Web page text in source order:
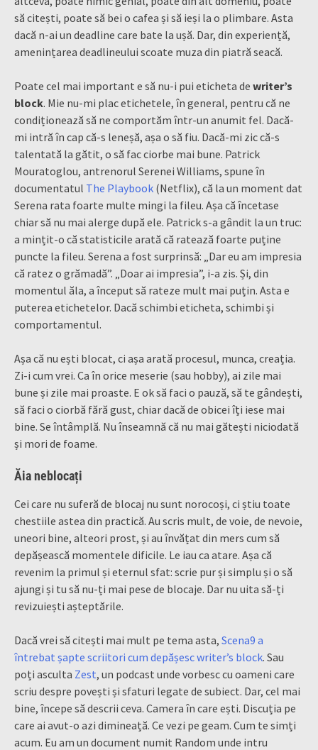
să citești, poate să bei o cafea și să ieși la o plimbare. Asta
dacă n-ai un deadline care bate la ușă. Dar, din experiență,
amenințarea deadlineului scoate muza din piatră seacă.
Poate cel mai important e să nu-i pui eticheta de writer’s
block. Mie nu-mi plac etichetele, în general, pentru că ne
condiționează să ne comportăm într-un anumit fel. Dacă-
mi intră în cap că-s leneșă, așa o să fiu. Dacă-mi zic că-s
talentată la gătit, o să fac ciorbe mai bune. Patrick
Mouratoglou, antrenorul Serenei Williams, spune în
documentatul The Playbook (Netflix), că la un moment dat
Serena rata foarte multe mingi la fileu. Așa că încetase
chiar să nu mai alerge după ele. Patrick s-a gândit la un truc:
a mințit-o că statisticile arată că ratează foarte puține
puncte la fileu. Serena a fost surprinsă: „Dar eu am impresia
că ratez o grămadă”. „Doar ai impresia”, i-a zis. Și, din
momentul ăla, a început să rateze mult mai puțin. Asta e
puterea etichetelor. Dacă schimbi eticheta, schimbi și
comportamentul.
Așa că nu ești blocat, ci așa arată procesul, munca, creația.
Zi-i cum vrei. Ca în orice meserie (sau hobby), ai zile mai
bune și zile mai proaste. E ok să faci o pauză, să te gândești,
să faci o ciorbă fără gust, chiar dacă de obicei îți iese mai
bine. Se întâmplă. Nu înseamnă că nu mai gătești niciodată
și mori de foame.
Ăia neblocați
Cei care nu suferă de blocaj nu sunt norocoși, ci știu toate
chestiile astea din practică. Au scris mult, de voie, de nevoie,
uneori bine, alteori prost, și au învățat din mers cum să
depășească momentele dificile. Le iau ca atare. Așa că
revenim la primul și eternul sfat: scrie pur și simplu și o să
ajungi și tu să nu-ți mai pese de blocaje. Dar nu uita să-ți
revizuiești așteptările.
Dacă vrei să citești mai mult pe tema asta, Scena9 a
întrebat șapte scriitori cum depășesc writer’s block. Sau
poți asculta Zest, un podcast unde vorbesc cu oameni care
scriu despre povești și sfaturi legate de subiect. Dar, cel mai
bine, începe să descrii ceva. Camera în care ești. Discuția pe
care ai avut-o azi dimineață. Ce vezi pe geam. Cum te simți
acum. Eu am un document numit Random unde intru